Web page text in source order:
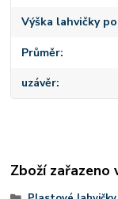
Výška lahvičky
Průměr
uzávěr
Zboží zařazeno